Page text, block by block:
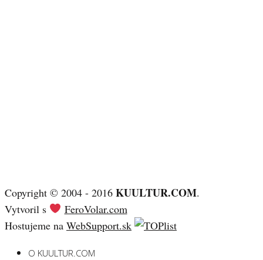
Copyright © 2004 - 2016 KUULTUR.COM.
Vytvoril s
FeroVolar.com
Hostujeme na WebSupport.sk
O KUULTUR.COM